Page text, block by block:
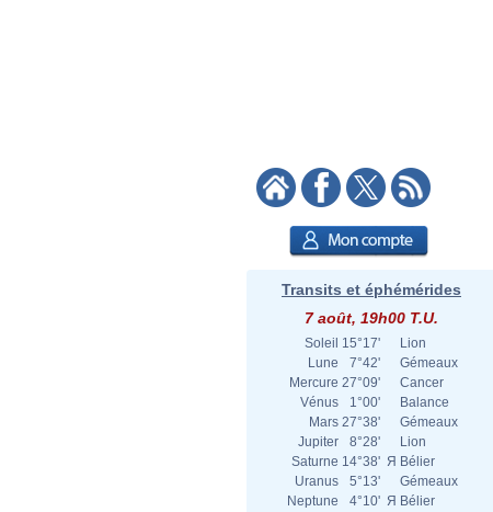
Transits et éphémérides
7 août, 19h00 T.U.
Soleil 15°17'
Lion
Lune
7°42'
Gémeaux
Mercure 27°09'
Cancer
Vénus
1°00'
Balance
Mars 27°38'
Gémeaux
Jupiter
8°28'
Lion
Saturne 14°38' Я Bélier
Uranus
5°13'
Gémeaux
Neptune
4°10' Я Bélier